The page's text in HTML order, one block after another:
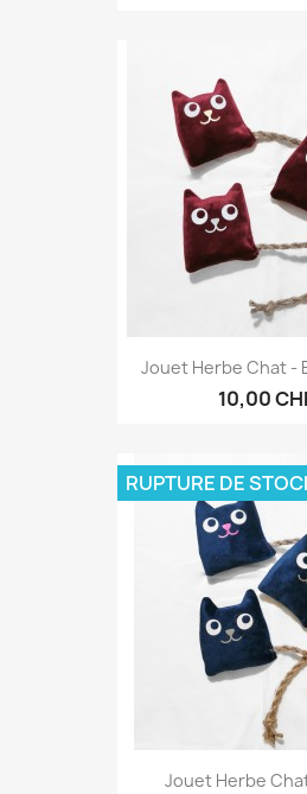
Jouet Herbe Chat -
10,00
Jouet Herbe
RUPTURE DE